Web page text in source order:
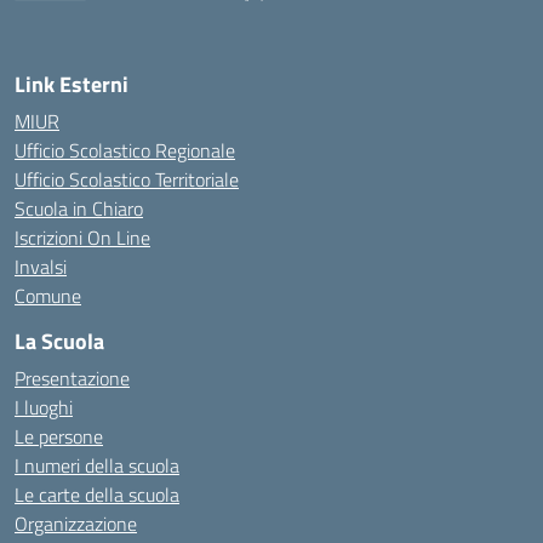
Link Esterni
MIUR
Ufficio Scolastico Regionale
Ufficio Scolastico Territoriale
Scuola in Chiaro
Iscrizioni On Line
Invalsi
Comune
La Scuola
Presentazione
I luoghi
Le persone
I numeri della scuola
Le carte della scuola
Organizzazione